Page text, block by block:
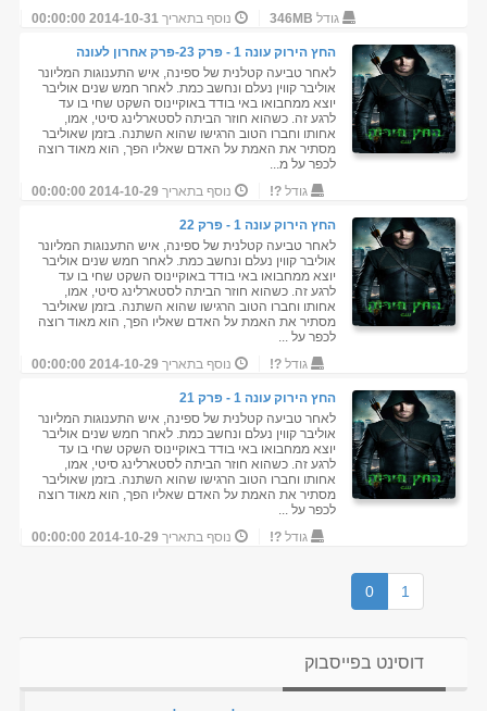
גודל 346MB נוסף בתאריך2014-10-31 00:00:00
החץ הירוק עונה 1 - פרק 23-פרק אחרון לעונה
לאחר טביעה קטלנית של ספינה, איש התענוגות המליונר
אוליבר קווין נעלם ונחשב כמת. לאחר חמש שנים אוליבר
יוצא ממחבואו באי בודד באוקיינוס השקט שחי בו עד
לרגע זה. כשהוא חוזר הביתה לסטארלינג סיטי, אמו,
אחותו וחברו הטוב הרגישו שהוא השתנה. בזמן שאוליבר
מסתיר את האמת על האדם שאליו הפך, הוא מאוד רוצה
לכפר על מ...
גודל?! נוסף בתאריך 2014-10-29 00:00:00
החץ הירוק עונה 1 - פרק 22
לאחר טביעה קטלנית של ספינה, איש התענוגות המליונר
אוליבר קווין נעלם ונחשב כמת. לאחר חמש שנים אוליבר
יוצא ממחבואו באי בודד באוקיינוס השקט שחי בו עד
לרגע זה. כשהוא חוזר הביתה לסטארלינג סיטי, אמו,
אחותו וחברו הטוב הרגישו שהוא השתנה. בזמן שאוליבר
מסתיר את האמת על האדם שאליו הפך, הוא מאוד רוצה
לכפר על ...
גודל?! נוסף בתאריך 2014-10-29 00:00:00
החץ הירוק עונה 1 - פרק 21
לאחר טביעה קטלנית של ספינה, איש התענוגות המליונר
אוליבר קווין נעלם ונחשב כמת. לאחר חמש שנים אוליבר
יוצא ממחבואו באי בודד באוקיינוס השקט שחי בו עד
לרגע זה. כשהוא חוזר הביתה לסטארלינג סיטי, אמו,
אחותו וחברו הטוב הרגישו שהוא השתנה. בזמן שאוליבר
מסתיר את האמת על האדם שאליו הפך, הוא מאוד רוצה
לכפר על ...
גודל?! נוסף בתאריך 2014-10-29 00:00:00
0 1
דוסינט בפייסבוק